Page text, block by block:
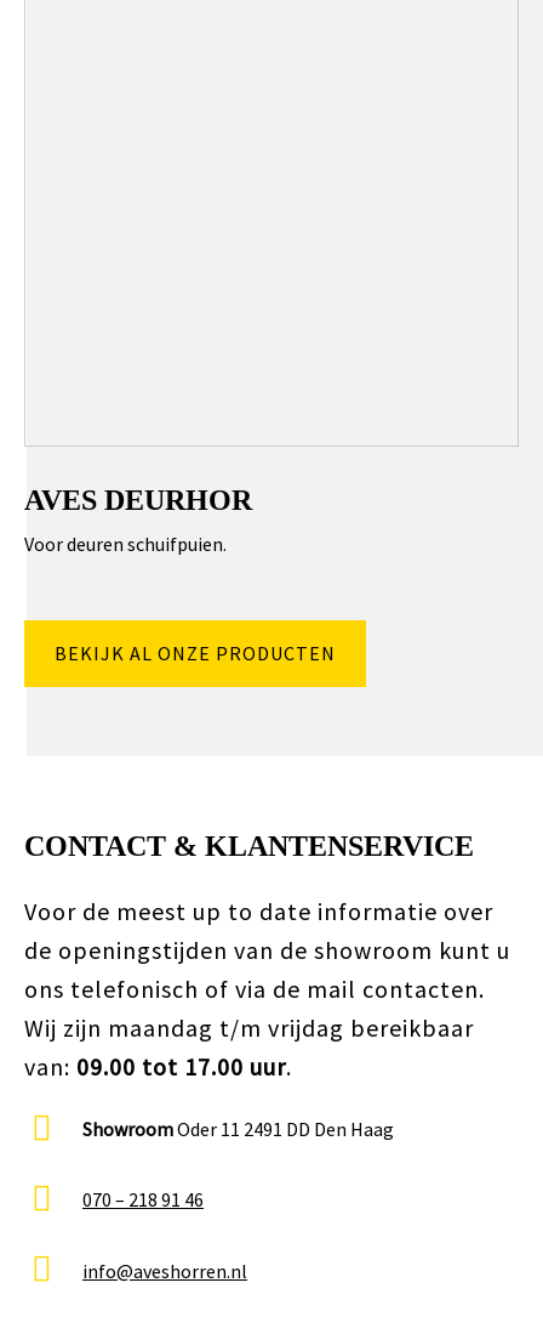
AVES DEURHOR
Voor deuren schuifpuien.
BEKIJK AL ONZE PRODUCTEN
CONTACT & KLANTENSERVICE
Voor de meest up to date informatie over
de openingstijden van de showroom kunt u
ons telefonisch of via de mail contacten.
Wij zijn maandag t/m vrijdag bereikbaar
van: 09.00 tot 17.00 uur.
ShowroomOder 11 2491 DD Den Haag
070 – 218 91 46
info@aveshorren.nl